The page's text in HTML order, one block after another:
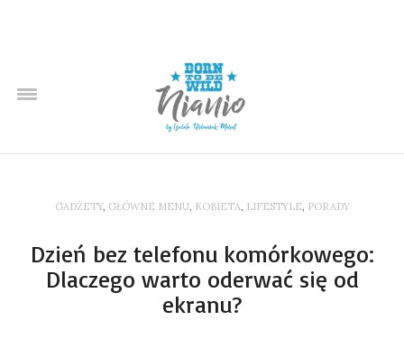
GADŻETY, GŁÓWNE MENU, KOBIETA, LIFESTYLE, PORADY
Dzień bez telefonu komórkowego:
Dlaczego warto oderwać się od
ekranu?